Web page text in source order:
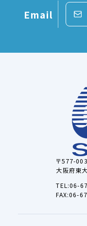
Email
〒577-
大阪府東
TEL:06-
FAX:06-